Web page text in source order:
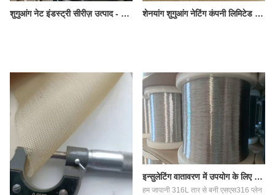
शुगुआंग नेट इंडस्ट्री सीरीज़ उत्पाद - स्टेनलेस स्टील बुनी हुई जाली शेनयांग शुगुआंग नेटिंग कंपनी लिमिटेड का उत्पाद - पीपीएस बुना हुआ जाल
इन्सुलेटिंग वातावरण में उपयोग के लिए स्टेनलेस स्टील की जाली
हम जापानी 316L तार से बनी एसएस316 प्लेन